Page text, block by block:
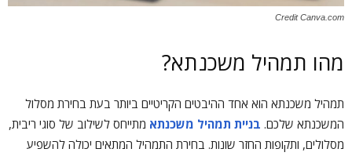
Credit Canva.com
מהו תמהיל משכנתא?
תמהיל משכנתא הוא אחד ההיבטים הקריטיים ביותר בעת בחירת מסלול
המשכנתא שלכם. בניית תמהיל משכנתא מתייחס לשילוב של סוגי ריבית,
מסלולים, ותקופות החזר שונות. בחירת התמהיל המתאים יכולה להשפיע